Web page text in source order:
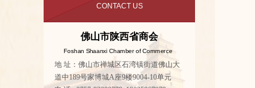
CONTACT US
佛山市陕西省商会
Foshan Shaanxi Chamber of Commerce
地 址：佛山市禅城区石湾镇街道佛山大
道中189号家博城A座9楼9004-10单元